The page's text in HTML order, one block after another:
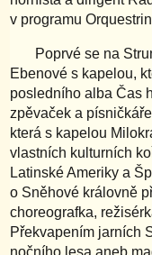
v programu
Poprvé se na
Ebenové s kapelou,
posledního alba Čas
zpěvaček a
která s kapelou
vlastních kulturních
Latinské Ameriky a
o Sněhové královně
choreografka,
Překvapením jarních
nočního lesa aneb